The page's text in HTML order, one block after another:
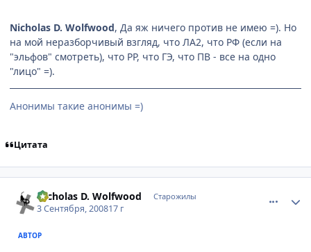
Nicholas D. Wolfwood, Да яж ничего против не имею =). Но
на мой неразборчивый взгляд, что ЛА2, что РФ (если на
"эльфов" смотреть), что РР, что ГЭ, что ПВ - все на одно
"лицо" =).
Анонимы такие анонимы =)
Цитата
Nicholas D. Wolfwood Старожилы
3 Сентября, 200817 г
АВТОР